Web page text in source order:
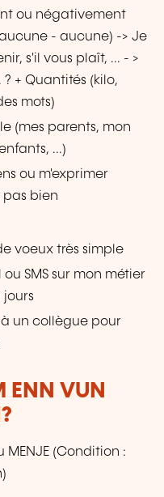
ou négativement
- aucune) -> Je
s'il vous plaît, ... - >
+ Quantités (kilo,
mots)
(mes parents, mon
...)
ou m'exprimer
pas bien
voeux très simple
SMS sur mon métier
jours
un collègue pour
ENN VUN
(Condition :